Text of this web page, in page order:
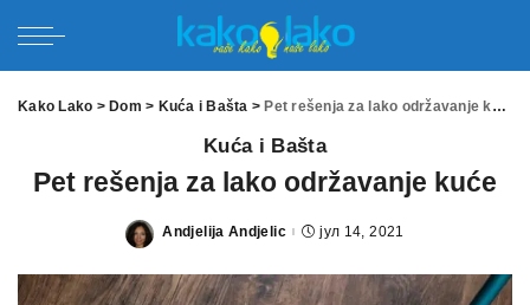
Kako Lako > Dom > Kuća i Bašta > Pet rešenja za lako održavanje kuće
Kuća i Bašta
Pet rešenja za lako održavanje kuće
Posted
Andjelija Andjelic јул 14, 2021